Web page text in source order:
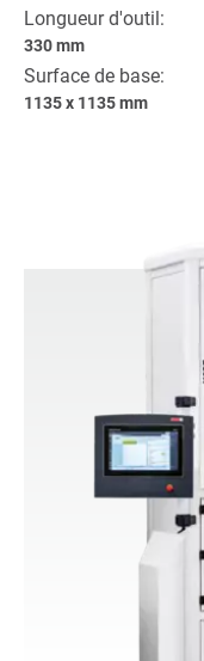
Longueur d'outil:
330 mm
Surface de base:
1135 x 1135 mm